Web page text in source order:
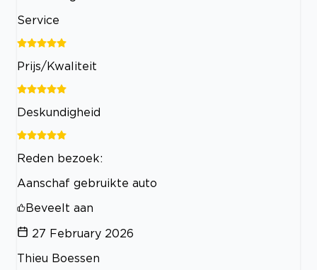
Service
Prijs/Kwaliteit
Deskundigheid
Reden bezoek:
Aanschaf gebruikte auto
Beveelt aan
27 February 2026
Thieu Boessen